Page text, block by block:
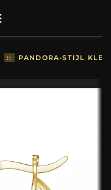
:: PANDORA-STIJL